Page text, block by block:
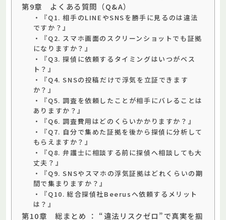
第9章 よくある質問（Q&A）
・『Q1. 相手のLINEやSNSを勝手に見るのは違法
ですか？』
・『Q2. スマホ画面のスクリーンショットでも証拠
になりますか？』
・『Q3. 探偵に依頼するタイミングはいつがベス
ト？』
・『Q4. SNSの投稿だけで浮気を立証できます
か？』
・『Q5. 調査を依頼したことが相手にバレることは
ありますか？』
・『Q6. 調査費用はどのくらいかかりますか？』
・『Q7. 自分で集めた証拠を後から探偵に分析して
もらえますか？』
・『Q8. 弁護士に相談する前に探偵へ相談しても大
丈夫？』
・『Q9. SNSやスマホの浮気証拠はどれくらいの期
間で集まりますか？』
・『Q10. 総合探偵社Beerusへ依頼するメリット
は？』
第10章 総まとめ ： “違法リスクゼロ”で真実を掴